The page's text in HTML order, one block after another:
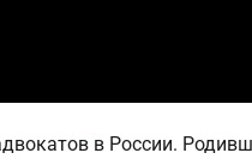
в России.